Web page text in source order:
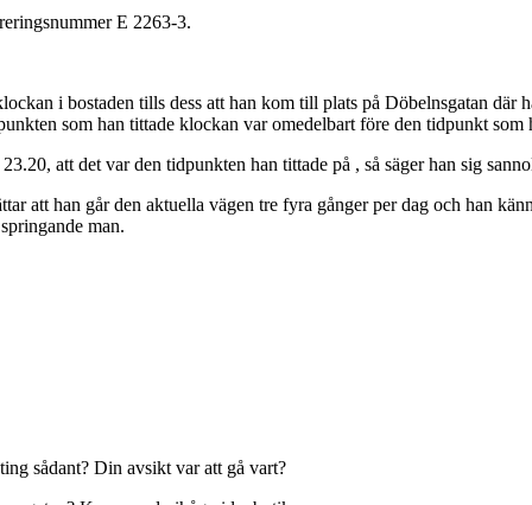
E 2263-3.
i bostaden tills dess att han kom till plats på Döbelnsgatan
som han tittade klockan var omedelbart före den tidpunkt
att det var den tidpunkten han tittade på , så säger han sig
att han går den aktuella vägen tre fyra gånger per dag och han
man.
sådant? Din avsikt var att gå vart?